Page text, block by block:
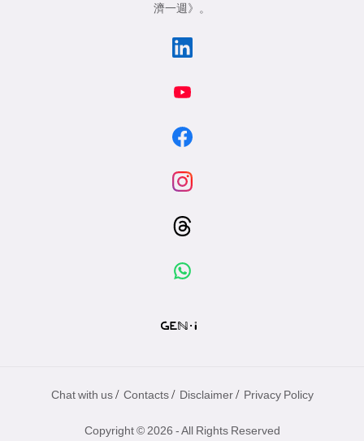
濟一週》
。
Chat with us / Contacts / Disclaimer / Privacy Policy
Copyright © 2026 - All Rights Reserved